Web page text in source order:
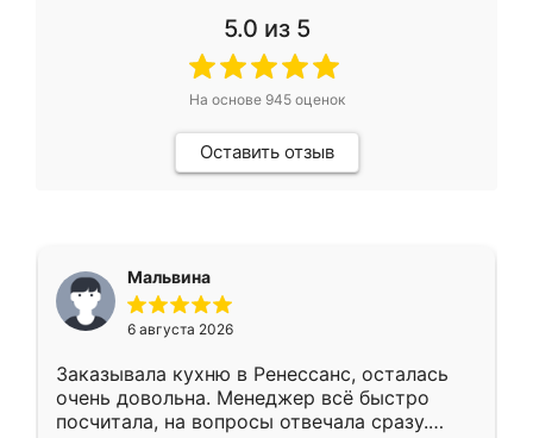
5.0 из 5
На основе 945оценок
Оставить отзыв
Мальвина
6 августа 2026
Заказывала кухню в Ренессанс, осталась
очень довольна. Менеджер всё быстро
посчитала, на вопросы отвечала сразу.